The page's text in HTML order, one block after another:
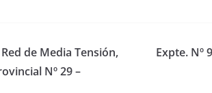
de Media Tensión,
Nº 29 –
Expte. Nº